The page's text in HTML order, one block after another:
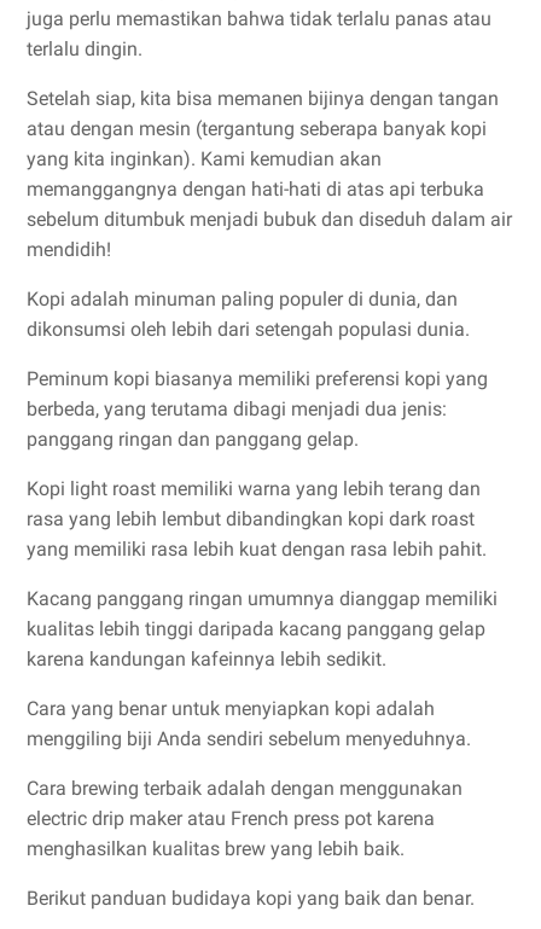
juga perlu memastikan bahwa tidak terlalu panas atau
terlalu dingin.
Setelah siap, kita bisa memanen bijinya dengan tangan
atau dengan mesin (tergantung seberapa banyak kopi
yang kita inginkan). Kami kemudian akan
memanggangnya dengan hati-hati di atas api terbuka
sebelum ditumbuk menjadi bubuk dan diseduh dalam air
mendidih!
Kopi adalah minuman paling populer di dunia, dan
dikonsumsi oleh lebih dari setengah populasi dunia.
Peminum kopi biasanya memiliki preferensi kopi yang
berbeda, yang terutama dibagi menjadi dua jenis:
panggang ringan dan panggang gelap.
Kopi light roast memiliki warna yang lebih terang dan
rasa yang lebih lembut dibandingkan kopi dark roast
yang memiliki rasa lebih kuat dengan rasa lebih pahit.
Kacang panggang ringan umumnya dianggap memiliki
kualitas lebih tinggi daripada kacang panggang gelap
karena kandungan kafeinnya lebih sedikit.
Cara yang benar untuk menyiapkan kopi adalah
menggiling biji Anda sendiri sebelum menyeduhnya.
Cara brewing terbaik adalah dengan menggunakan
electric drip maker atau French press pot karena
menghasilkan kualitas brew yang lebih baik.
Berikut panduan budidaya kopi yang baik dan benar.